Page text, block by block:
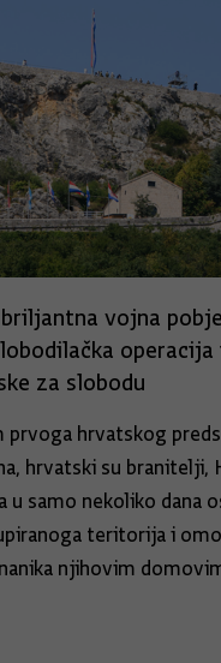
vojna
operacija
za slobodu
prvoga hrvatskog
hrvatski su branitelji,
u samo nekoliko dana
teritorija i
njihovim